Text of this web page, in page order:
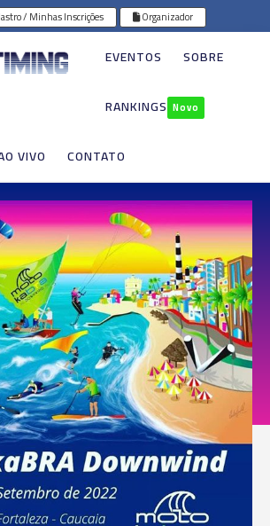
/ Minhas Inscrições Organizador
EVENTOS SOBRE
RANKINGS Novo
VIVO CONTATO